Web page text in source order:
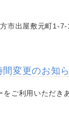
市出屋敷元町1-7-
変更のお知
をご利用いただき